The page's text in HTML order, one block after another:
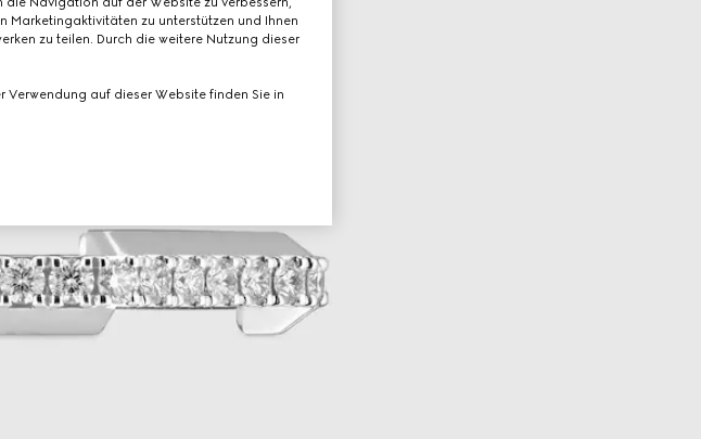
Marketingaktivitäten zu unterstützen und Ihnen
zu teilen. Durch die weitere Nutzung dieser
auf dieser Website finden Sie in